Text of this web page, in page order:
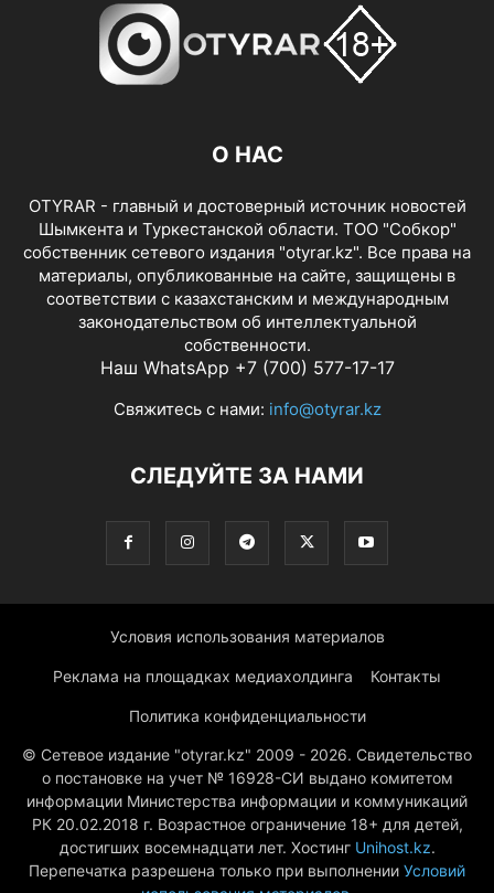
О НАС
OTYRAR - главный и достоверный источник новостей
Шымкента и Туркестанской области. ТОО "Собкор"
собственник сетевого издания "otyrar.kz". Все права на
материалы, опубликованные на сайте, защищены в
соответствии с казахстанским и международным
законодательством об интеллектуальной
собственности.
Наш WhatsApp +7 (700) 577-17-17
Свяжитесь с нами: info@otyrar.kz
СЛЕДУЙТЕ ЗА НАМИ
Условия использования материалов
Реклама на площадках медиахолдинга Контакты
Политика конфиденциальности
© Сетевое издание "otyrar.kz" 2009 - 2026. Свидетельство
о постановке на учет № 16928-СИ выдано комитетом
информации Министерства информации и коммуникаций
РК 20.02.2018 г. Возрастное ограничение 18+ для детей,
достигших восемнадцати лет. Хостинг Unihost.kz.
Перепечатка разрешена только при выполнении Условий